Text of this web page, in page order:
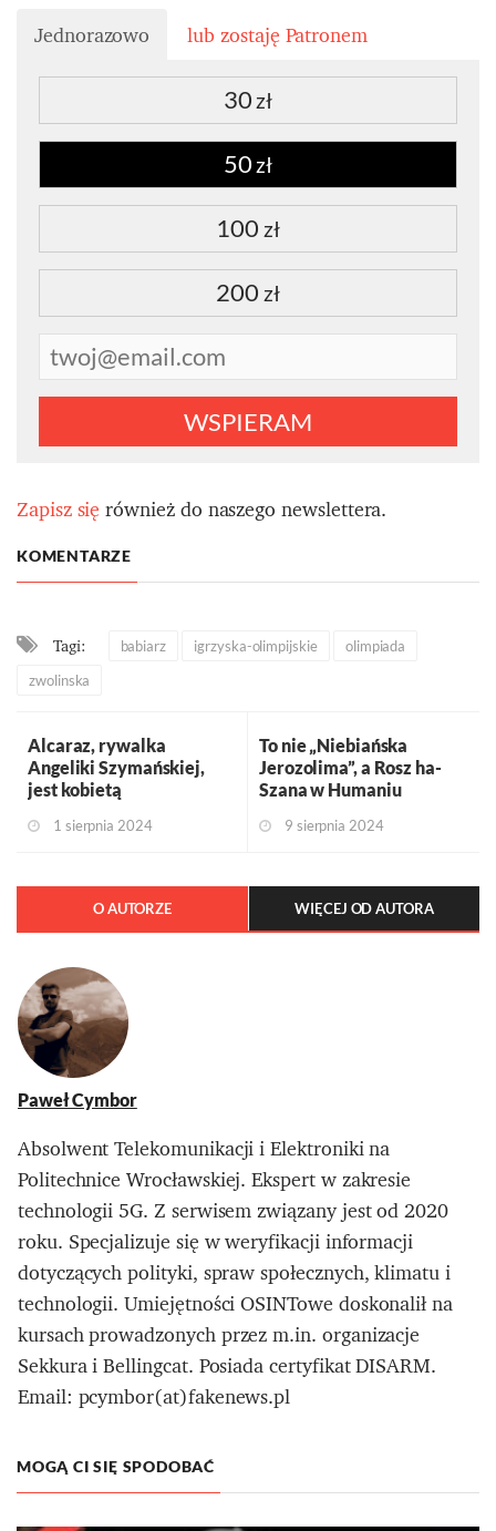
Jednorazowo
lub zostaję Patronem
30 zł
50 zł
100 zł
200 zł
WSPIERAM
Zapisz sięrównież do naszego newslettera.
KOMENTARZE
Tagi: babiarz igrzyska-olimpijskie
olimpiada
zwolinska
Alcaraz, rywalka
Angeliki Szymańskiej,
jest kobietą
1 sierpnia 2024
To nie „Niebiańska
Jerozolima”, a Rosz ha-
Szana w Humaniu
9 sierpnia 2024
O AUTORZE WIĘCEJ OD AUTORA
Paweł Cymbor
Absolwent Telekomunikacji i Elektroniki na
Politechnice Wrocławskiej. Ekspert w zakresie
technologii 5G. Z serwisem związany jest od 2020
roku. Specjalizuje się w weryfikacji informacji
dotyczących polityki, spraw społecznych, klimatu i
technologii. Umiejętności OSINTowe doskonalił na
kursach prowadzonych przez m.in. organizacje
Sekkura i Bellingcat. Posiada certyfikat DISARM.
Email: pcymbor(at)fakenews.pl
MOGĄ CI SIĘ SPODOBAĆ